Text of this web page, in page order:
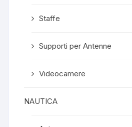
Staffe
Supporti per Antenne
Videocamere
NAUTICA